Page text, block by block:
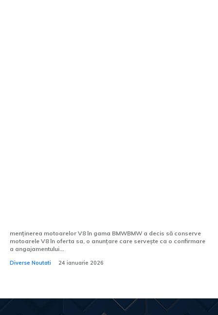
menținerea motoarelor V8 în gama BMWBMW a decis să conserve
motoarele V8 în oferta sa, o anunțare care servește ca o confirmare
a angajamentului...
Diverse Noutati 24 ianuarie 2026